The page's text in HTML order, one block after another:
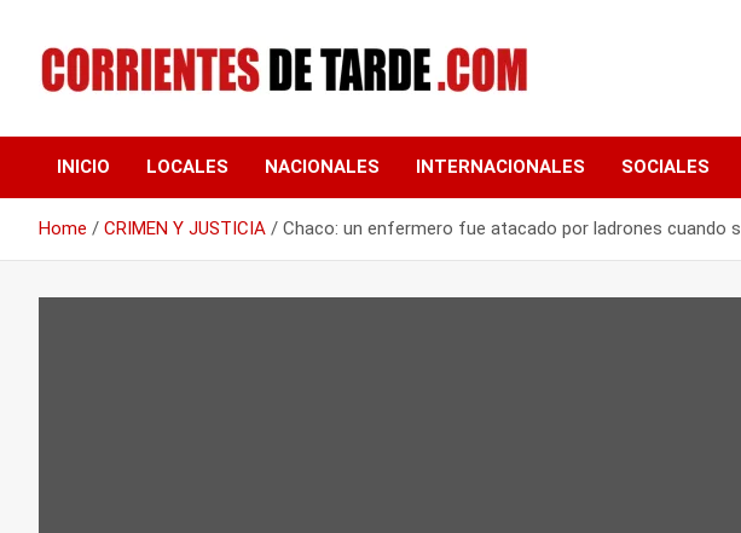
content
CORRIENTES DE
TARDE
INICIO LOCALES NACIONALES INTERNACIONALES SOCIALES
Home CRIMEN Y JUSTICIA Chaco: un enfermero fue atacado por ladrones cuando